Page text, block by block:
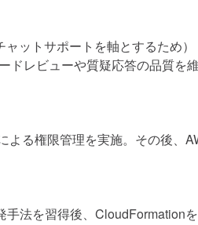
ットサポートを軸とするため）
ドレビューや質疑応答の品質を
よる権限管理を実施。その後
法を習得後、CloudFormation